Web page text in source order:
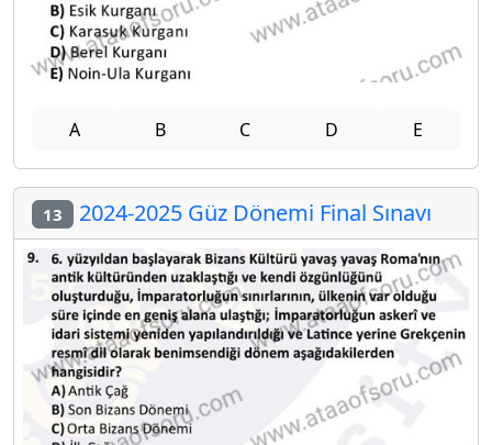
A B C D E
13 2024-2025 Güz Dönemi Final Sınavı